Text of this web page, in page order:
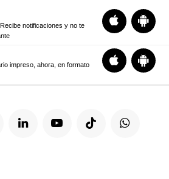
notificaciones y no te
impreso, ahora, en formato